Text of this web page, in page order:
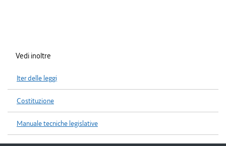
Vedi inoltre
Iter delle leggi
Costituzione
Manuale tecniche legislative